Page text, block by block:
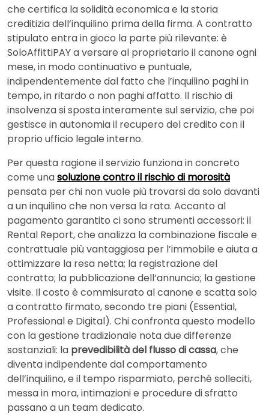
che certifica la solidità economica e la storia
creditizia dell’inquilino prima della firma. A contratto
stipulato entra in gioco la parte più rilevante: è
SoloAffittiPAY a versare al proprietario il canone ogni
mese, in modo continuativo e puntuale,
indipendentemente dal fatto che l’inquilino paghi in
tempo, in ritardo o non paghi affatto. Il rischio di
insolvenza si sposta interamente sul servizio, che poi
gestisce in autonomia il recupero del credito con il
proprio ufficio legale interno.
Per questa ragione il servizio funziona in concreto
come unasoluzione contro il rischio di morosità
pensata per chi non vuole più trovarsi da solo davanti
a un inquilino che non versa la rata. Accanto al
pagamento garantito ci sono strumenti accessori: il
Rental Report, che analizza la combinazione fiscale e
contrattuale più vantaggiosa per l’immobile e aiuta a
ottimizzare la resa netta; la registrazione del
contratto; la pubblicazione dell’annuncio; la gestione
visite. Il costo è commisurato al canone e scatta solo
a contratto firmato, secondo tre piani (Essential,
Professional e Digital). Chi confronta questo modello
con la gestione tradizionale nota due differenze
sostanziali: la prevedibilità del flusso di cassa, che
diventa indipendente dal comportamento
dell’inquilino, e il tempo risparmiato, perché solleciti,
messa in mora, intimazioni e procedure di sfratto
passano a un team dedicato.